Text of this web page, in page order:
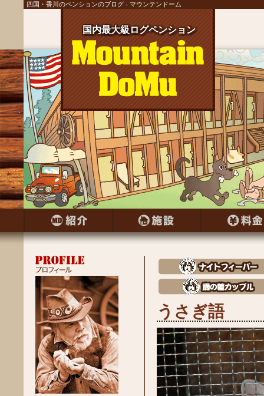
四国・香川のペンションのブログ - マウンテンドーム
国内最大級ログペンション
国内最大級ログペンション
国内最大級ログペンション
国内最大級ログペンション
国内最大級ログペンション
国内最大級ログペンション
国内最大級ログペンション
国内最大級ログペンション
国内最大級ログペンション
国内最大級ログペンション
国内最大級ログペンション
国内最大級ログペンション
国内最大級ログペンション
国内最大級ログペンション
国内最大級ログペンション
国内最大級ログペンション
国内最大級ログペンション
国内最大級ログペンション
国内最大級ログペンション
国内最大級ログペンション
国内最大級ログペンション
国内最大級ログペンション
国内最大級ログペンション
国内最大級ログペンション
国内最大級ログペンション
うさぎ語